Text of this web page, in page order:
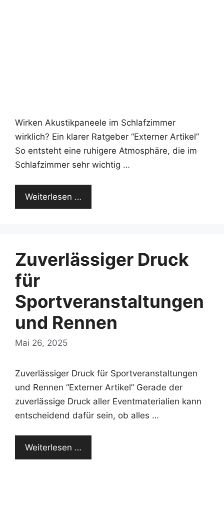
Wirken Akustikpaneele im Schlafzimmer
wirklich? Ein klarer Ratgeber “Externer Artikel”
So entsteht eine ruhigere Atmosphäre, die im
Schlafzimmer sehr wichtig …
Weiterlesen …
Zuverlässiger Druck
für
Sportveranstaltungen
und Rennen
Mai 26, 2025
Zuverlässiger Druck für Sportveranstaltungen
und Rennen “Externer Artikel” Gerade der
zuverlässige Druck aller Eventmaterialien kann
entscheidend dafür sein, ob alles …
Weiterlesen …